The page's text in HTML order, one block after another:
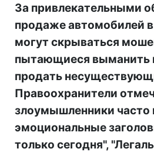
За привлекательными
продаже автомобилей
могут скрываться
пытающиеся выманить
продать
Правоохранители
злоумышленники часто
эмоциональные
только сегодня",